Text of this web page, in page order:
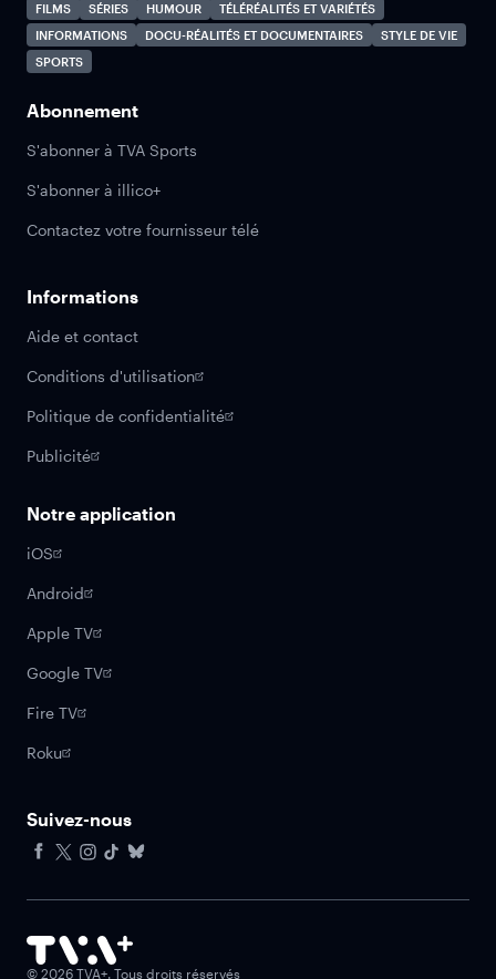
FILMS SÉRIES HUMOUR
TÉLÉRÉALITÉS ET VARIÉTÉS
INFORMATIONS
DOCU-RÉALITÉS ET DOCUMENTAIRES
STYLE DE VIE
SPORTS
Abonnement
S'abonner à TVA Sports
S'abonner à illico+
Contactez votre fournisseur télé
Informations
Aide et contact
Conditions d'utilisation
Politique de confidentialité
Publicité
Notre application
iOS
Android
Apple TV
Google TV
Fire TV
Roku
Suivez-nous
© 2026 TVA+. Tous droits réservés